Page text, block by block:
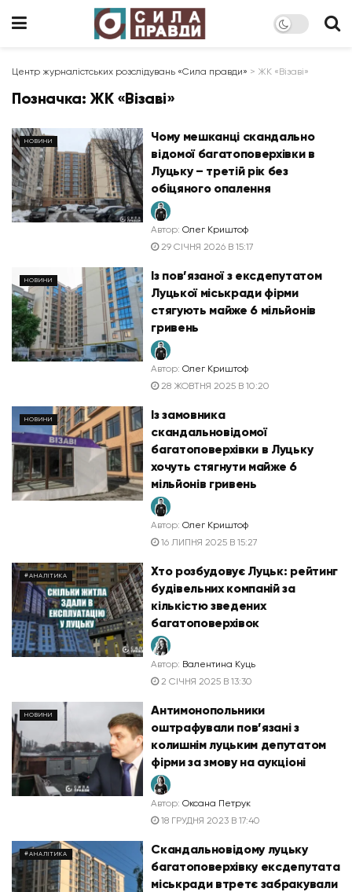
Центр журналістських розслідувань «Сила правди» > ЖК «Візаві»
Позначка: ЖК «Візаві»
НОВИНИ
Чому мешканці скандально
відомої багатоповерхівки в
Луцьку – третій рік без
обіцяного опалення
Автор: Олег Криштоф
29 СІЧНЯ 2026 В 15:17
НОВИНИ
Із пов’язаної з ексдепутатом
Луцької міськради фірми
стягують майже 6 мільйонів
гривень
Автор: Олег Криштоф
28 ЖОВТНЯ 2025 В 10:20
НОВИНИ
Із замовника
скандальновідомої
багатоповерхівки в Луцьку
хочуть стягнути майже 6
мільйонів гривень
Автор: Олег Криштоф
16 ЛИПНЯ 2025 В 15:27
#АНАЛІТИКА
Хто розбудовує Луцьк: рейтинг
будівельних компаній за
кількістю зведених
багатоповерхівок
Автор: Валентина Куць
2 СІЧНЯ 2025 В 13:30
НОВИНИ
Антимонопольники
оштрафували пов’язані з
колишнім луцьким депутатом
фірми за змову на аукціоні
Автор: Оксана Петрук
18 ГРУДНЯ 2023 В 17:40
#АНАЛІТИКА
Скандальновідому луцьку
багатоповерхівку ексдепутата
міськради втретє забракували